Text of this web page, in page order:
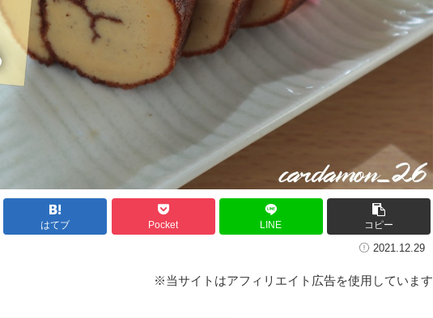
はてブ Pocket LINE コピー
2021.12.29
※当サイトはアフィリエイト広告を使用しています